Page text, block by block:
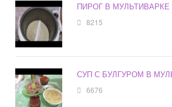
ПИРОГ В
8215
СУП С БУЛГУРОМ В
6676